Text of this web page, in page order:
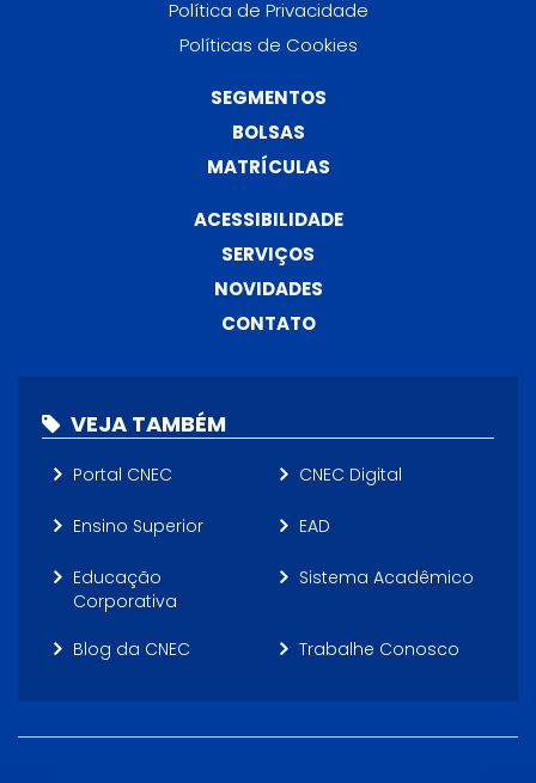
Política de Privacidade
Políticas de Cookies
SEGMENTOS
BOLSAS
MATRÍCULAS
ACESSIBILIDADE
SERVIÇOS
NOVIDADES
CONTATO
VEJA TAMBÉM
Portal CNEC CNEC Digital
Ensino Superior EAD
Educação
Corporativa
Sistema Acadêmico
Blog da CNEC Trabalhe Conosco